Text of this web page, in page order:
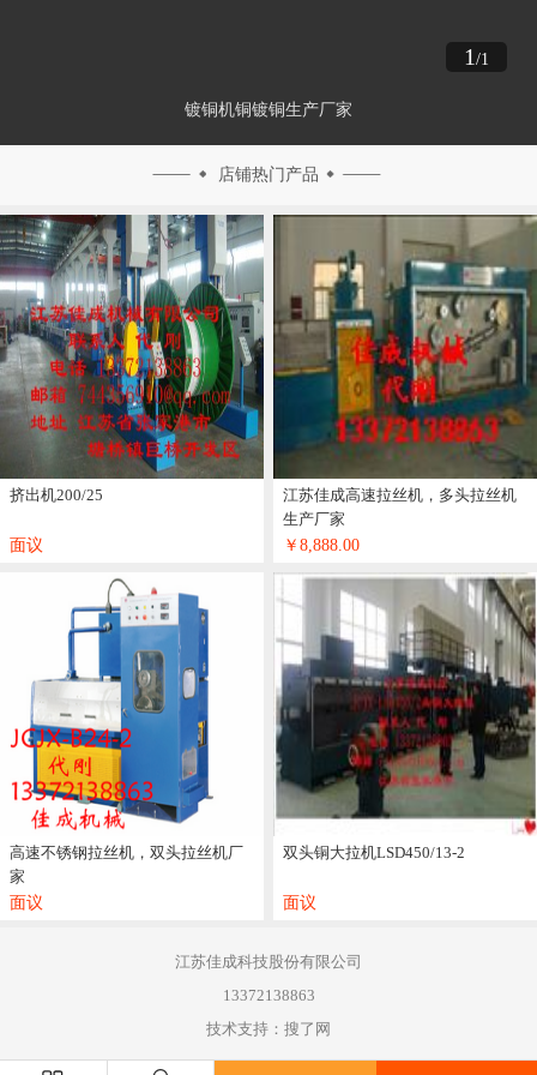
1 /1
镀铜机铜镀铜生产厂家
店铺热门产品
挤出机200/25
面议
江苏佳成高速拉丝机，多头拉丝机
生产厂家
￥8,888.00
高速不锈钢拉丝机，双头拉丝机厂
家
面议
双头铜大拉机LSD450/13-2
面议
江苏佳成科技股份有限公司
13372138863
技术支持：搜了网